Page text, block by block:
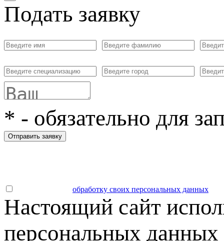
Подать заявку
* - обязательно для
Отправить заявку
обработку своих персональных данных
Настоящий сайт
персональных данных